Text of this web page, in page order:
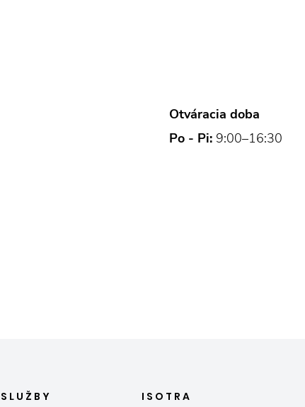
Otváracia doba
Po - Pi: 9:00–16:30
SLUŽBY ISOTRA